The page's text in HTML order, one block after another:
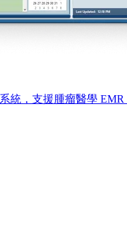
統，支援腫瘤醫學